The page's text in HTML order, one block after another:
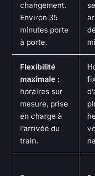
changement.
Environ 35
minutes porte
à porte.
Flexibilité
maximale :
horaires sur
mesure, prise
en charge à
l’arrivée du
train.